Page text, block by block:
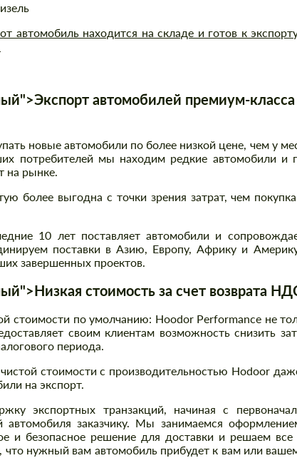
автомобиль находится на складе и готов к
автомобилей премиум-
новые автомобили по более низкой цене, чем у
потребителей мы находим редкие автомобили и
на рынке.
более выгодна с точки зрения затрат, чем
10 лет поставляет автомобили и
поставки в Азию, Европу, Африку и
завершенных проектов.
стоимость за счет возврата
стоимости по умолчанию: Hoodor Performance не
своим клиентам возможность снизить
периода.
стоимости с производительностью Hodoor
на экспорт.
экспортных транзакций, начиная с
автомобиля заказчику. Мы занимаемся
и безопасное решение для доставки и решаем все
нужный вам автомобиль прибудет к вам или